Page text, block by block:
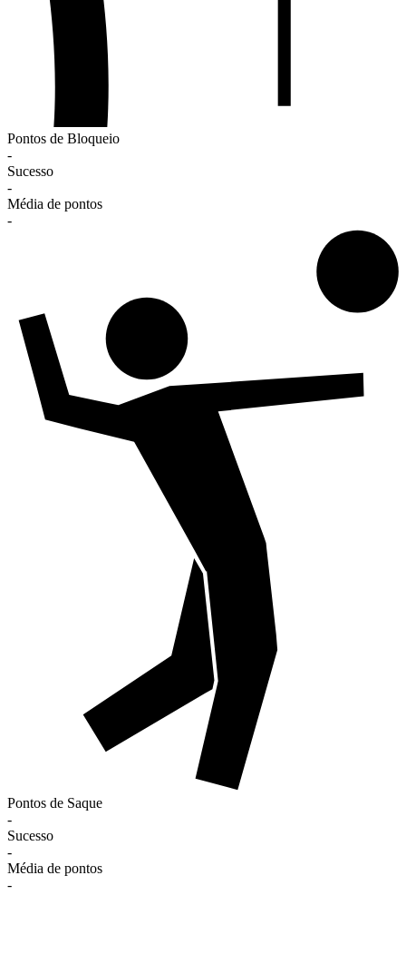
Pontos de Bloqueio
-
Sucesso
-
Média de pontos
-
Pontos de Saque
-
Sucesso
-
Média de pontos
-